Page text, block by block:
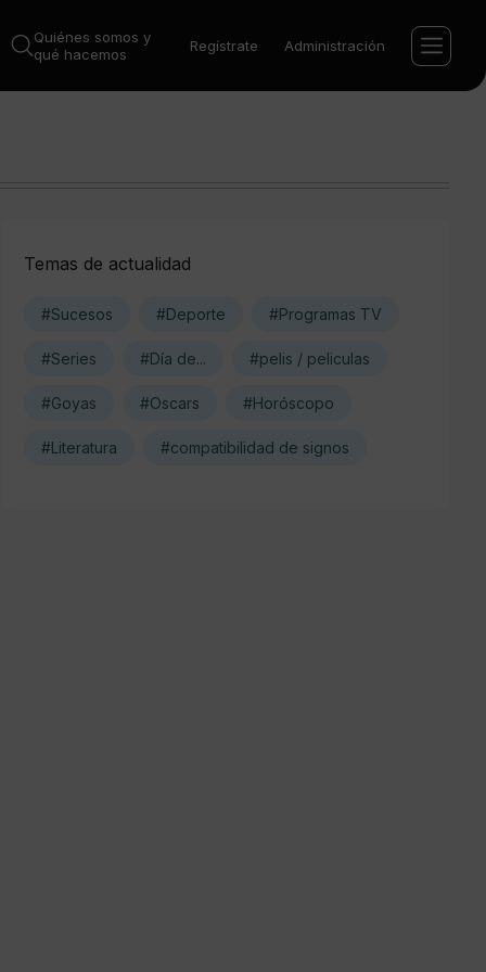
Quiénes somos y
qué hacemos
Regístrate Administración
Temas de actualidad
#Sucesos #Deporte #Programas TV
#Series #Día de... #pelis / peliculas
#Goyas #Oscars #Horóscopo
#Literatura #compatibilidad de signos